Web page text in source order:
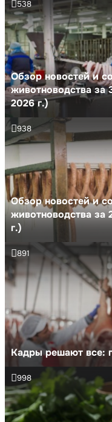
Обзор новостей и
животноводства
2026 г.)
538
Обзор новостей и
животноводства за
г.)
938
Кадры решают все:
891
998